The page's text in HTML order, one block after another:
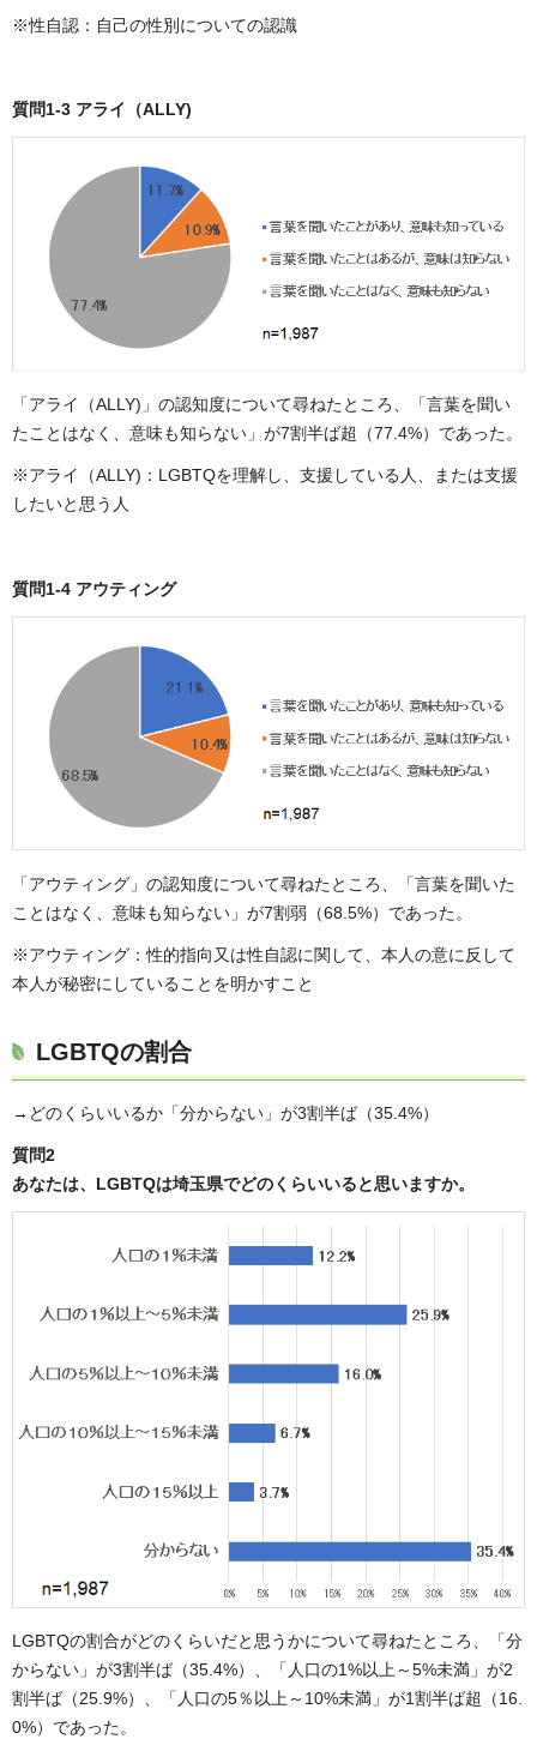
※性自認：自己の性別についての認識
質問1-3 アライ（ALLY)
「アライ（ALLY)」の認知度について尋ねたところ、「言葉を聞い
たことはなく、意味も知らない」が7割半ば超（77.4%）であった。
※アライ（ALLY)：LGBTQを理解し、支援している人、または支援
したいと思う人
質問1-4 アウティング
「アウティング」の認知度について尋ねたところ、「言葉を聞いた
ことはなく、意味も知らない」が7割弱（68.5%）であった。
※アウティング：性的指向又は性自認に関して、本人の意に反して
本人が秘密にしていることを明かすこと
LGBTQの割合
→どのくらいいるか「分からない」が3割半ば（35.4%）
質問2
あなたは、LGBTQは埼玉県でどのくらいいると思いますか。
LGBTQの割合がどのくらいだと思うかについて尋ねたところ、「分
からない」が3割半ば（35.4%）、「人口の1%以上～5%未満」が2
割半ば（25.9%）、「人口の5％以上～10%未満」が1割半ば超（16.
0%）であった。